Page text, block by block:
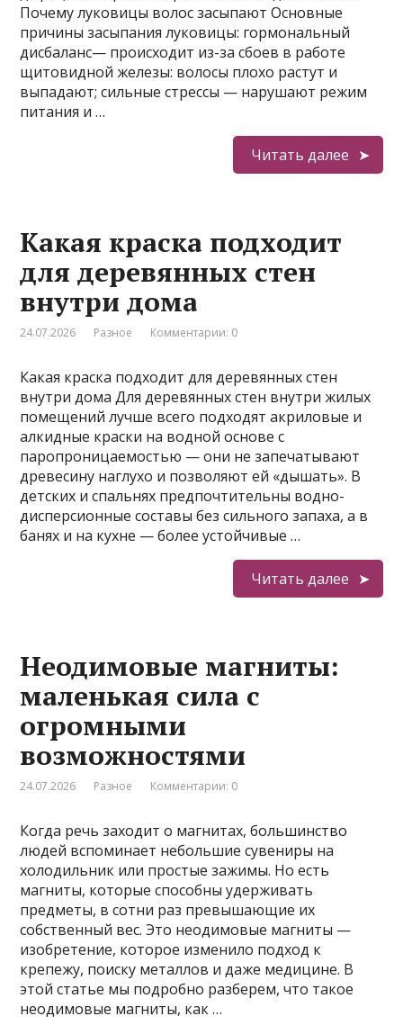
Почему луковицы волос засыпают Основные
причины засыпания луковицы: гормональный
дисбаланс— происходит из-за сбоев в работе
щитовидной железы: волосы плохо растут и
выпадают; сильные стрессы — нарушают режим
питания и …
Читать далее
Какая краска подходит
для деревянных стен
внутри дома
24.07.2026 Разное Комментарии: 0
Какая краска подходит для деревянных стен
внутри дома Для деревянных стен внутри жилых
помещений лучше всего подходят акриловые и
алкидные краски на водной основе с
паропроницаемостью — они не запечатывают
древесину наглухо и позволяют ей «дышать». В
детских и спальнях предпочтительны водно-
дисперсионные составы без сильного запаха, а в
банях и на кухне — более устойчивые …
Читать далее
Неодимовые магниты:
маленькая сила с
огромными
возможностями
24.07.2026 Разное Комментарии: 0
Когда речь заходит о магнитах, большинство
людей вспоминает небольшие сувениры на
холодильник или простые зажимы. Но есть
магниты, которые способны удерживать
предметы, в сотни раз превышающие их
собственный вес. Это неодимовые магниты —
изобретение, которое изменило подход к
крепежу, поиску металлов и даже медицине. В
этой статье мы подробно разберем, что такое
неодимовые магниты, как …